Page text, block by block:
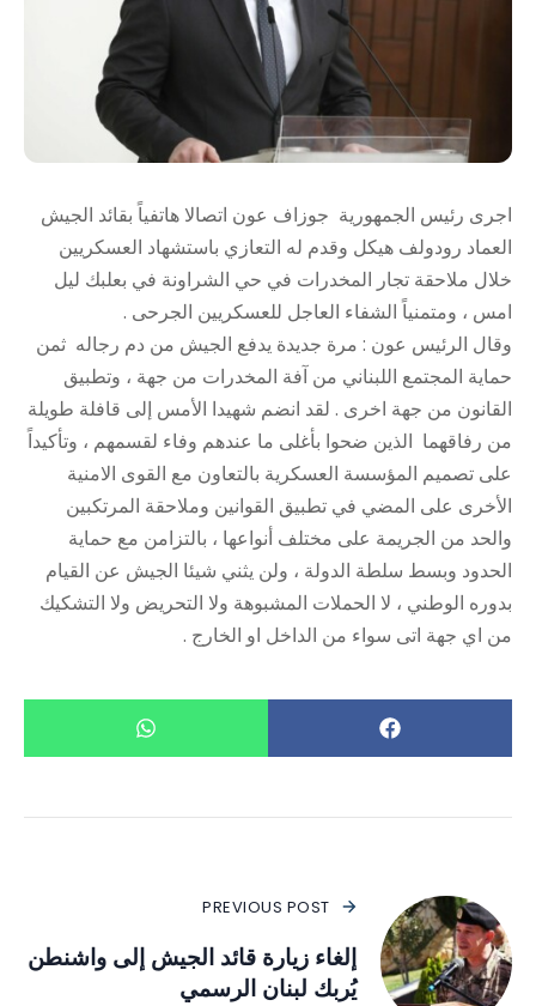
اجرى رئيس الجمهورية جوزاف عون اتصالا هاتفياً بقائد الجيش
العماد رودولف هيكل وقدم له التعازي باستشهاد العسكريين
خلال ملاحقة تجار المخدرات في حي الشراونة في بعلبك ليل
امس ، ومتمنياً الشفاء العاجل للعسكريين الجرحى .
وقال الرئيس عون : مرة جديدة يدفع الجيش من دم رجاله ثمن
حماية المجتمع اللبناني من آفة المخدرات من جهة ، وتطبيق
القانون من جهة اخرى . لقد انضم شهيدا الأمس إلى قافلة طويلة
من رفاقهما الذين ضحوا بأغلى ما عندهم وفاء لقسمهم ، وتأكيداً
على تصميم المؤسسة العسكرية بالتعاون مع القوى الامنية
الأخرى على المضي في تطبيق القوانين وملاحقة المرتكبين
والحد من الجريمة على مختلف أنواعها ، بالتزامن مع حماية
الحدود وبسط سلطة الدولة ، ولن يثني شيئا الجيش عن القيام
بدوره الوطني ، لا الحملات المشبوهة ولا التحريض ولا التشكيك
من اي جهة اتى سواء من الداخل او الخارج .
PREVIOUS POST
إلغاء زيارة قائد الجيش إلى واشنطن
يُربك لبنان الرسمي